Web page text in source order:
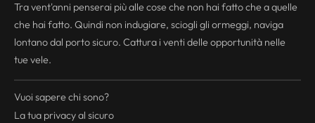
Tra vent'anni penserai più alle cose che non hai fatto che a quelle
che hai fatto. Quindi non indugiare, sciogli gli ormeggi, naviga
lontano dal porto sicuro. Cattura i venti delle opportunità nelle
tue vele.
Vuoi sapere chi sono?
La tua privacyal sicuro